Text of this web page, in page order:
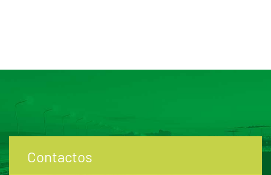
Contactos